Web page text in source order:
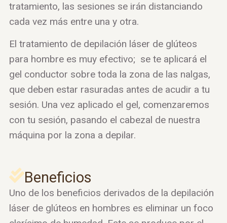
tratamiento, las sesiones se irán distanciando
cada vez más entre una y otra.
El tratamiento de depilación láser de glúteos
para hombre es muy efectivo; se te aplicará el
gel conductor sobre toda la zona de las nalgas,
que deben estar rasuradas antes de acudir a tu
sesión. Una vez aplicado el gel, comenzaremos
con tu sesión, pasando el cabezal de nuestra
máquina por la zona a depilar.
Beneficios
Uno de los beneficios derivados de la depilación
láser de glúteos en hombres es eliminar un foco